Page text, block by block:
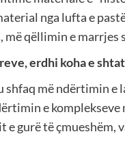
nga lufta e
më qëllimin e
erdhi koha e
më ndërtimin e
e komplekseve
gurë të çmueshëm,